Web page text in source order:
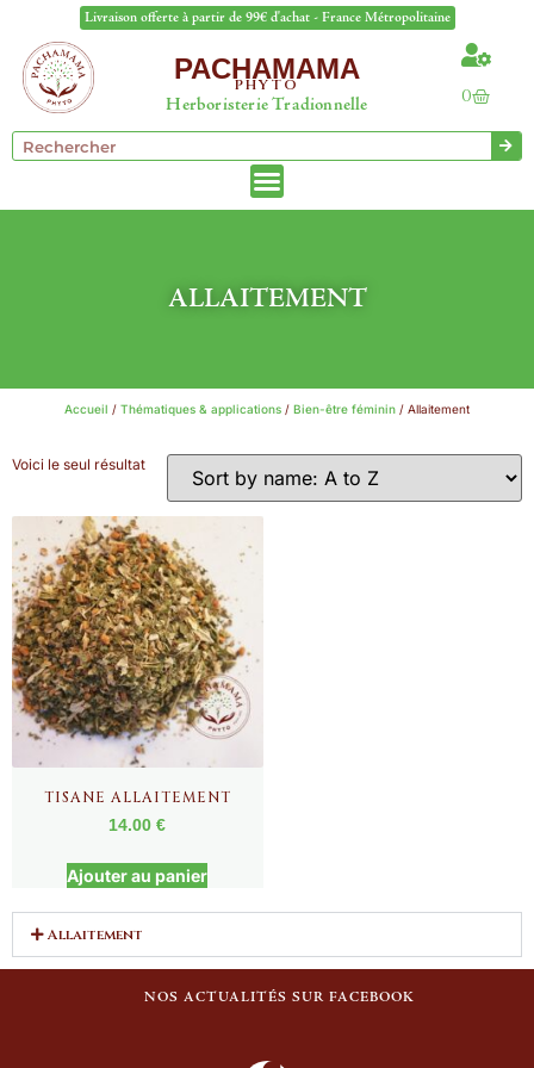
Livraison offerte à partir de 99€ d'achat - France Métropolitaine
PACHAMAMA
PHYTO
Herboristerie Tradionnelle 0
ALLAITEMENT
Accueil / Thématiques & applications / Bien-être féminin / Allaitement
Voici le seul résultat
TISANE ALLAITEMENT
14.00€
Ajouter au panier
Allaitement
NOS ACTUALITÉS SUR FACEBOOK